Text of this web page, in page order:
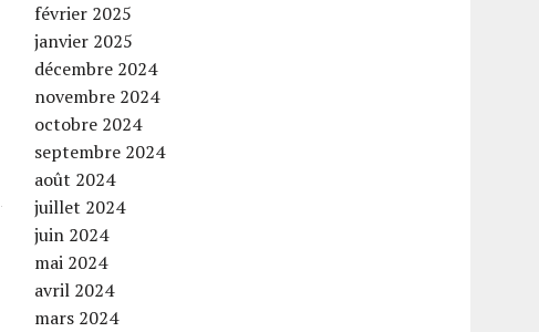
février 2025
janvier 2025
décembre 2024
novembre 2024
octobre 2024
septembre 2024
août 2024
juillet 2024
juin 2024
mai 2024
avril 2024
mars 2024